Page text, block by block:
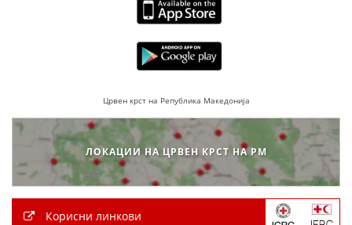
ПОСТЕРИ
Црвен крст на Република Македонија
ЛОКАЦИИ НА ЦРВЕН КРСТ НА РМ
Корисни линкови